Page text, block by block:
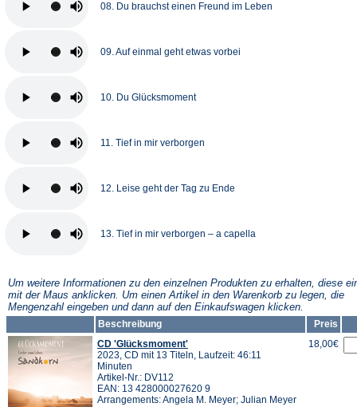
08. Du brauchst einen Freund im Leben
09. Auf einmal geht etwas vorbei
10. Du Glücksmoment
11. Tief in mir verborgen
12. Leise geht der Tag zu Ende
13. Tief in mir verborgen – a capella
Um weitere Informationen zu den einzelnen Produkten zu erhalten, diese
mit der Maus anklicken. Um einen Artikel in den Warenkorb zu legen, die
Mengenzahl eingeben und dann auf den Einkaufswagen klicken.
Beschreibung
Preis
CD 'Glücksmoment'
2023, CD mit 13 Titeln, Laufzeit: 46:11
Minuten
Artikel-Nr.: DV112
EAN: 13 428000027620 9
Arrangements: Angela M. Meyer; Julian Meyer
18,00€